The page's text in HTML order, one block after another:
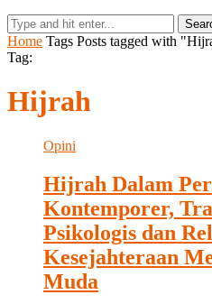
Home Tags Posts tagged with
Tag:
Hijrah
Opini
Hijrah Dalam
Kontemporer,
Psikologis dan
Kesejahteraan
Muda